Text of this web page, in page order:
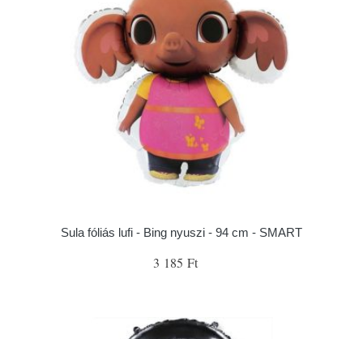
Sula fóliás lufi - Bing nyuszi - 94 cm - SMART
3 185 Ft